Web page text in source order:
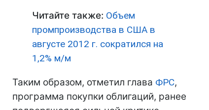
Читайте также: Объем
промпроизводства в США в
августе 2012 г. сократился на
1,2% м/м
Таким образом, отметил глава ФРС,
программа покупки облигаций, ранее